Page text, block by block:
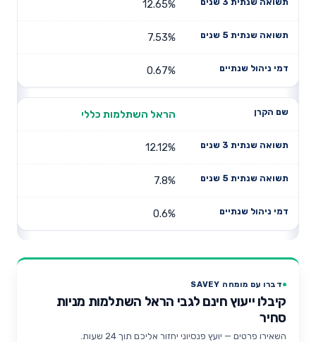
12.65%
7.53%
0.67%
הראל השתלמות כללי
12.12%
7.8%
0.6%
דברו עם מומחה SAVEY
קיבלו ייעוץ חינם לגבי הראל השתלמות מניות
סחיר
השאירו פרטים — יועץ פנסיוני יחזור אליכם תוך 24 שעות.